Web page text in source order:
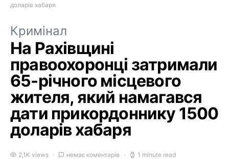
доларів хабаря
Кримінал
На Рахівщині
правоохоронці затримали
65-річного місцевого
жителя, який намагався
дати прикордоннику 1500
доларів хабаря
2,1K views немає коментарів 1 minute read